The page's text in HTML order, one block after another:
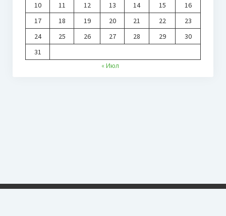
10
11 12 13 14 15
16
17
18 19 20 21 22
23
24
25 26 27 28 29
30
31
« Июл